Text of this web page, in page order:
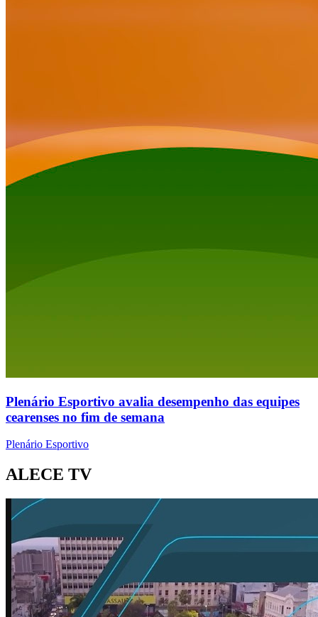
Plenário Esportivo avalia desempenho das equipes
cearenses no fim de semana
Plenário Esportivo
ALECE TV